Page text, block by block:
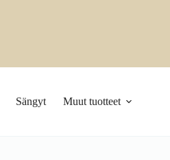
Sängyt Muut tuotteet